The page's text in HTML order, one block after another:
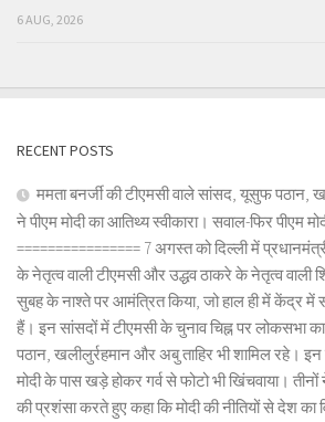
6 AUG, 2026
RECENT POSTS
ममता बनर्जी की टीएमसी वाले सांसद, यूसुफ पठान,
ने पीएम मोदी का आतिथ्य स्वीकारा। सवाल-फिर पीएम
================ 7 अगस्त को दिल्ली में
के नेतृत्व वाली टीएमसी और उद्धव ठाकरे के नेतृत्व वाली
सुबह के नाश्ते पर आमंत्रित किया, जो हाल ही में केंद्र में
हैं। इन सांसदों में टीएमसी के चुनाव चिह्न पर लोकसभा
पठान, खलीलुर्रहमान और अबु ताहिर भी शामिल रहे। इन
मोदी के पास खड़े होकर गर्व से फोटो भी खिंचवाया। तीनों
की प्रशंसा करते हुए कहा कि मोदी की नीतियों से देश का